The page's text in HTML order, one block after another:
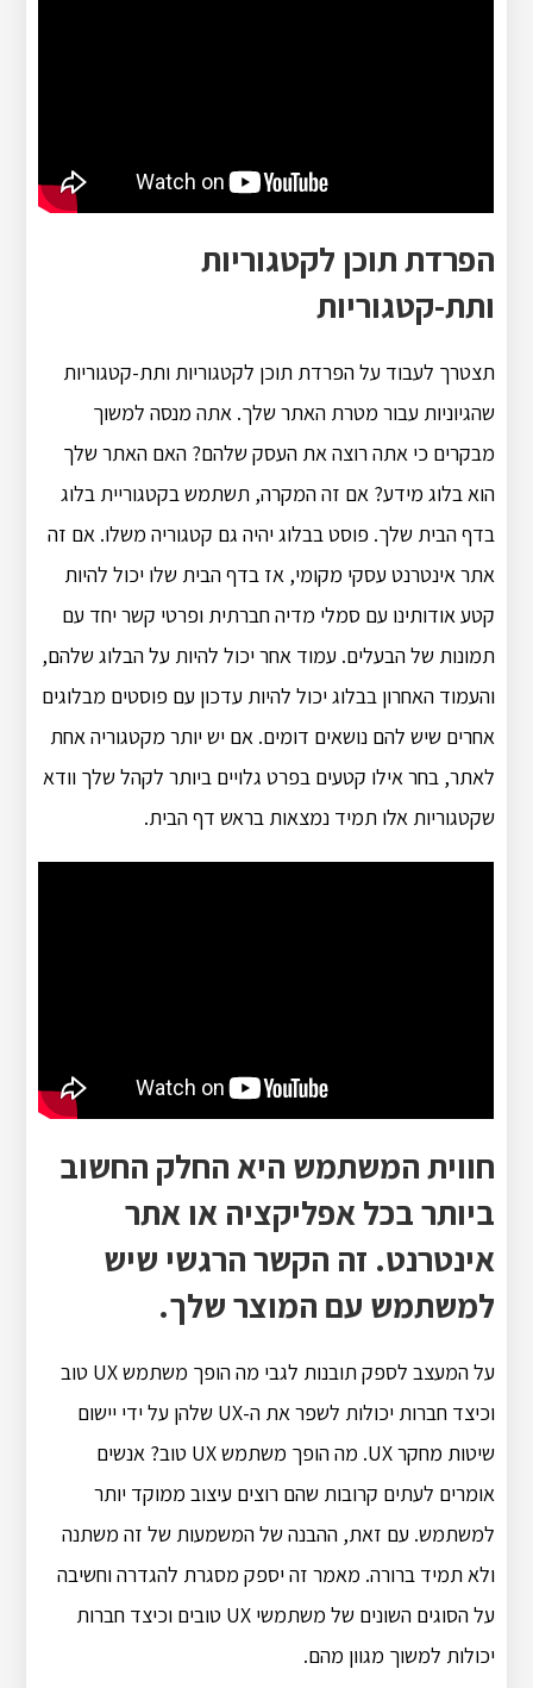
הפרדת תוכן לקטגוריות
ותת-קטגוריות
תצטרך לעבוד על הפרדת תוכן לקטגוריות ותת-קטגוריות
שהגיוניות עבור מטרת האתר שלך. אתה מנסה למשוך
מבקרים כי אתה רוצה את העסק שלהם? האם האתר שלך
הוא בלוג מידע? אם זה המקרה, תשתמש בקטגוריית בלוג
בדף הבית שלך. פוסט בבלוג יהיה גם קטגוריה משלו. אם זה
אתר אינטרנט עסקי מקומי, אז בדף הבית שלו יכול להיות
קטע אודותינו עם סמלי מדיה חברתית ופרטי קשר יחד עם
תמונות של הבעלים. עמוד אחר יכול להיות על הבלוג שלהם,
והעמוד האחרון בבלוג יכול להיות עדכון עם פוסטים מבלוגים
אחרים שיש להם נושאים דומים. אם יש יותר מקטגוריה אחת
לאתר, בחר אילו קטעים בפרט גלויים ביותר לקהל שלך וודא
שקטגוריות אלו תמיד נמצאות בראש דף הבית.
חווית המשתמש היא החלק החשוב
ביותר בכל אפליקציה או אתר
אינטרנט. זה הקשר הרגשי שיש
למשתמש עם המוצר שלך.
על המעצב לספק תובנות לגבי מה הופך משתמש UX טוב
וכיצד חברות יכולות לשפר את ה-UX שלהן על ידי יישום
שיטות מחקר UX. מה הופך משתמש UX טוב? אנשים
אומרים לעתים קרובות שהם רוצים עיצוב ממוקד יותר
למשתמש. עם זאת, ההבנה של המשמעות של זה משתנה
ולא תמיד ברורה. מאמר זה יספק מסגרת להגדרה וחשיבה
על הסוגים השונים של משתמשי UX טובים וכיצד חברות
יכולות למשוך מגוון מהם.